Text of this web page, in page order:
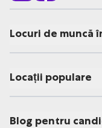
Locuri de muncă
Locații populare
Blog pentru